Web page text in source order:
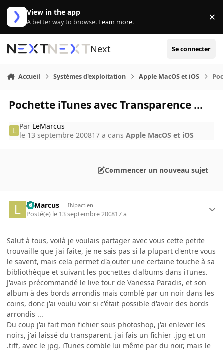
Aller au contenu
View in the app
A better way to browse. Learn more. ×
Next Se connecter
Accueil Systèmes d'exploitation Apple MacOS et iOS
Pochette iTunes avec Transparence ...
Par LeMarcus
le 13 septembre 200817 a dansApple MacOS et iOS
Commencer un nouveau sujet
LeMarcus INpactien
Posté(e) le 13 septembre 200817 a
Salut à tous, voilà je voulais partager avec vous cette petite
trouvaille que j'ai faite, je ne sais pas si la plupart d'entre vous
le savent, mais cela permet d'ajouter une certaine touche à sa
bibliothèque et suivant les pochettes d'albums dans iTunes.
J'avais précommandé le live tour de Vanessa Paradis, et son
album à des bords arrondis mais comblé par un noir dans les
coins, donc j'ai voulu voir si c'était possible d'avoir des bords
arrondis ...
Du coup j'ai fait mon fichier sous photoshop, j'ai enlever les
noirs, j'ai laissé du transparent, j'ai fais un fichier .jpg et un
.tiff, avec le jpg, iTunes comble lui même par du noir, mais le